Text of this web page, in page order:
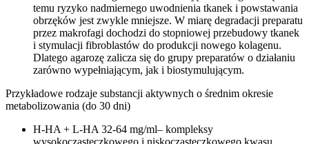
temu ryzyko nadmiernego uwodnienia tkanek i powstawania
obrzęków jest zwykle mniejsze. W miarę degradacji preparatu
przez makrofagi dochodzi do stopniowej przebudowy tkanek
i stymulacji fibroblastów do produkcji nowego kolagenu.
Dlatego agarozę zalicza się do grupy preparatów o działaniu
zarówno wypełniającym, jak i biostymulującym.
Przykładowe rodzaje substancji aktywnych o średnim okresie
metabolizowania (do 30 dni)
H-HA + L-HA 32-64 mg/ml– kompleksy